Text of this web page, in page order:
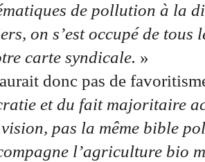
de pollution à la
on s’est occupé de
carte syndicale. »
donc pas de
et du fait majoritaire
vision, pas la même bible
l’agriculture bio